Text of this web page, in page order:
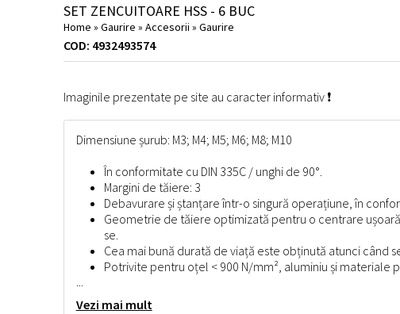
SET ZENCUITOARE HSS - 6 BUC
Home » Gaurire » Accesorii » Gaurire
COD: 4932493574
Imaginile prezentate pe site au caracter informativ ❗
Dimensiune șurub: M3; M4; M5; M6; M8; M10
În conformitate cu DIN 335C / unghi de 90°.
Margini de tăiere: 3
Debavurare și ștanțare într-o singură operațiune, în
Geometrie de tăiere optimizată pentru o centrare
se.
Cea mai bună durată de viață este obținută atunci când
Potrivite pentru oțel < 900 N/mm², aluminiu și materiale
...
Vezi mai mult